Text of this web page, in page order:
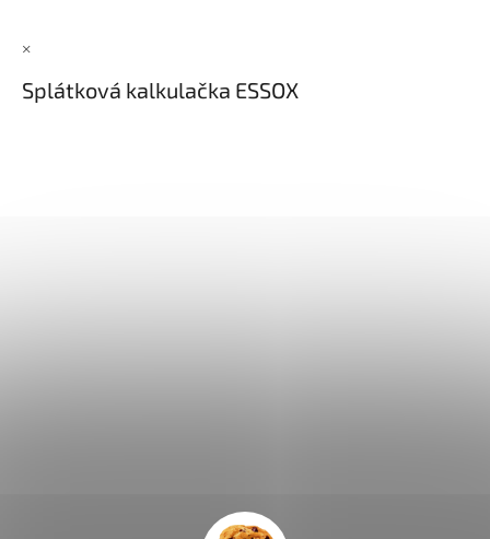
×
Splátková kalkulačka ESSOX